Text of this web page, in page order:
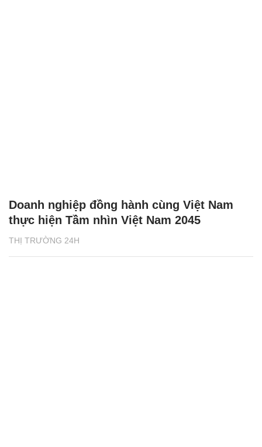
THỊ TRƯỜNG 24H
Doanh nghiệp đồng hành cùng Việt Nam
thực hiện Tầm nhìn Việt Nam 2045